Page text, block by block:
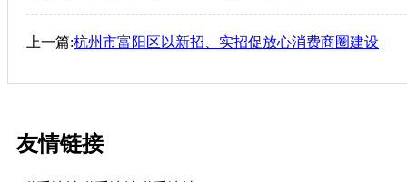
上一篇:杭州市富阳区以新招、实招促放心消费商圈建设
友情链接